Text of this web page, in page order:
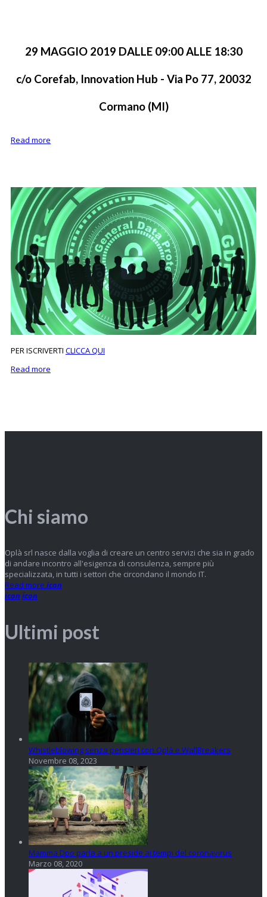
29 MAGGIO 2019 DALLE 09:00 ALLE 18:30
c/o Corefab, Innovation Hub - Via Po 77, 20032
Cormano (MI)
Read more
PER ISCRIVERTI CLICCA QUI
Read more
Chi siamo
Oplà srl nasce dalla voglia di creare un centro servizi che sia in grado
di andare incontro all'esigenza di consulenza, sempre più
specializzata, in tutti i settori che circondano il mondo IT.
Read more icon
iconicon
Ultimi post
Whistleblowing senza pensieri con Oplà e WallBreakers
Novembre 08, 2023
Mamma Dpo parla a un preside ai tempi del coronavirus
Marzo 08, 2020